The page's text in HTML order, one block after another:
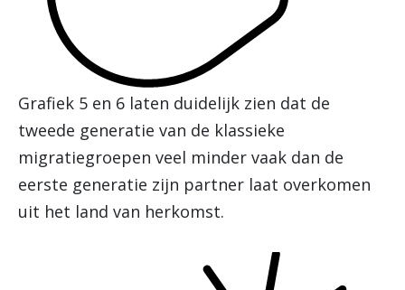
Grafiek 5 en 6 laten duidelijk zien dat de
tweede generatie van de klassieke
migratiegroepen veel minder vaak dan de
eerste generatie zijn partner laat overkomen
uit het land van herkomst.